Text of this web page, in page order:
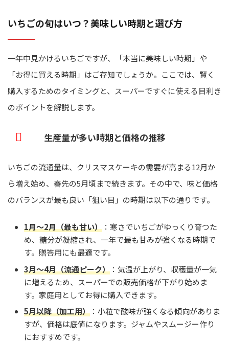
いちごの旬はいつ？美味しい時期と選び方
一年中見かけるいちごですが、「本当に美味しい時期」や
「お得に買える時期」はご存知でしょうか。ここでは、賢く
購入するためのタイミングと、スーパーですぐに使える目利き
のポイントを解説します。
生産量が多い時期と価格の推移
いちごの流通量は、クリスマスケーキの需要が高まる12月か
ら増え始め、春先の5月頃まで続きます。その中で、味と価格
のバランスが最も良い「狙い目」の時期は以下の通りです。
1月〜2月（最も甘い） ：寒さでいちごがゆっくり育つた
め、糖分が凝縮され、一年で最も甘みが強くなる時期で
す。贈答用にも最適です。
3月〜4月（流通ピーク） ：気温が上がり、収穫量が一気
に増えるため、スーパーでの販売価格が下がり始めま
す。家庭用としてお得に購入できます。
5月以降（加工用） ：小粒で酸味が強くなる傾向がありま
すが、価格は底値になります。ジャムやスムージー作り
におすすめです。